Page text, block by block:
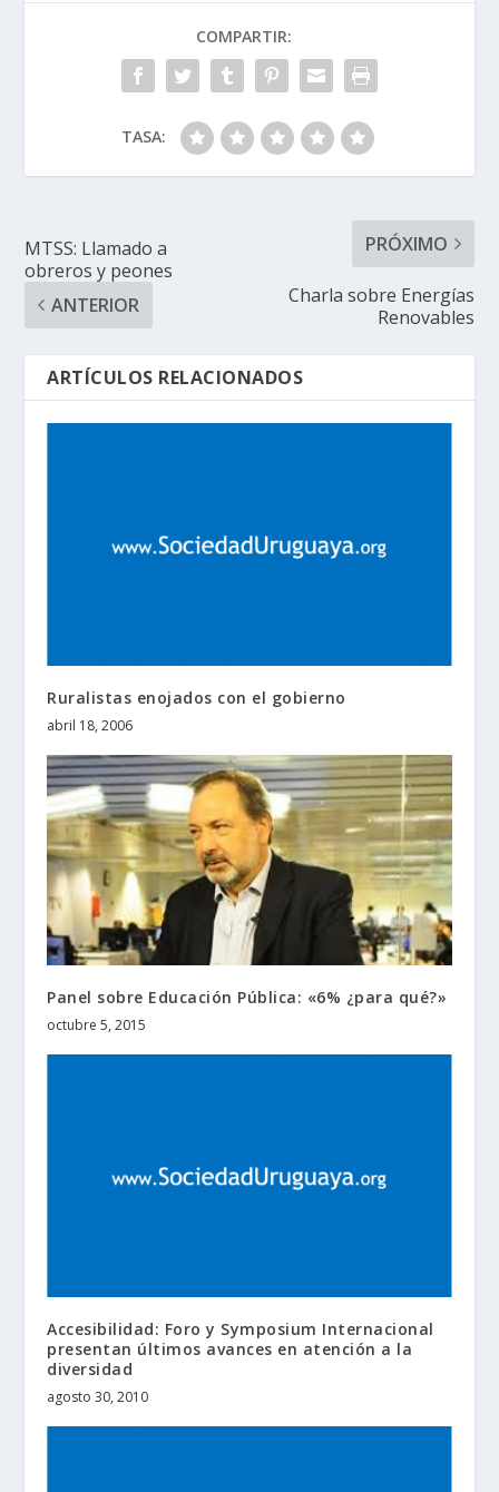
COMPARTIR:
TASA:
MTSS: Llamado a
obreros y peones
ANTERIOR
PRÓXIMO
Charla sobre Energías
Renovables
ARTÍCULOS RELACIONADOS
Ruralistas enojados con el gobierno
abril 18, 2006
Panel sobre Educación Pública: «6% ¿para qué?»
octubre 5, 2015
Accesibilidad: Foro y Symposium Internacional
presentan últimos avances en atención a la
diversidad
agosto 30, 2010